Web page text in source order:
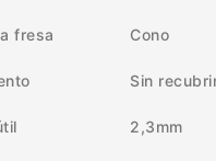
fresa Cono
Sin
2,3mm